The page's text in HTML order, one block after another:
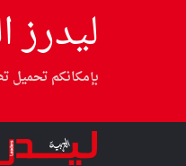
ليدرز
بإمكانكم تحميل